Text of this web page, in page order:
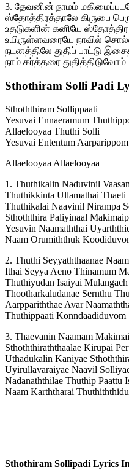
3. தேவனின் நாமம்
ஸ்தோத்திரத்தாலே கிருபை
உதடுகளின் கனியே ஸ்தோத்திர
உயிருள்ளவரையே நாவில்
நடனத்திலே துதிப் பாட்டு
நாம் கர்த்தரை துதித்திடுவோம்
Sthothiram Solli Padi
Sthoththiram Sollippaati
Yesuvai Ennaeramum
Allaelooyaa Thuthi Solli
Yesuvai Ententum Aarparippom
Allaelooyaa Allaelooyaa
1. Thuthikalin Naduvinil
Thuthikkinta Ullamathai Thaeti
Thuthikalai Naavinil Nirampa
Sthoththira Paliyinaal
Yesuvin Naamaththai
Naam Orumiththuk
2. Thuthi Seyyaththaanae
Ithai Seyya Aeno Thinamum
Thuthiyudan Isaiyai
Thootharkaludanae Sernthu
Aarppariththae Avar
Thuthippaati Konndaadiduvom
3. Thaevanin Naamam
Sthoththiraththaalae Kirupai
Uthadukalin Kaniyae
Uyirullavaraiyae Naavil
Nadanaththilae Thuthip Paattu
Naam Karththarai
Sthothiram Sollipadi Lyrics